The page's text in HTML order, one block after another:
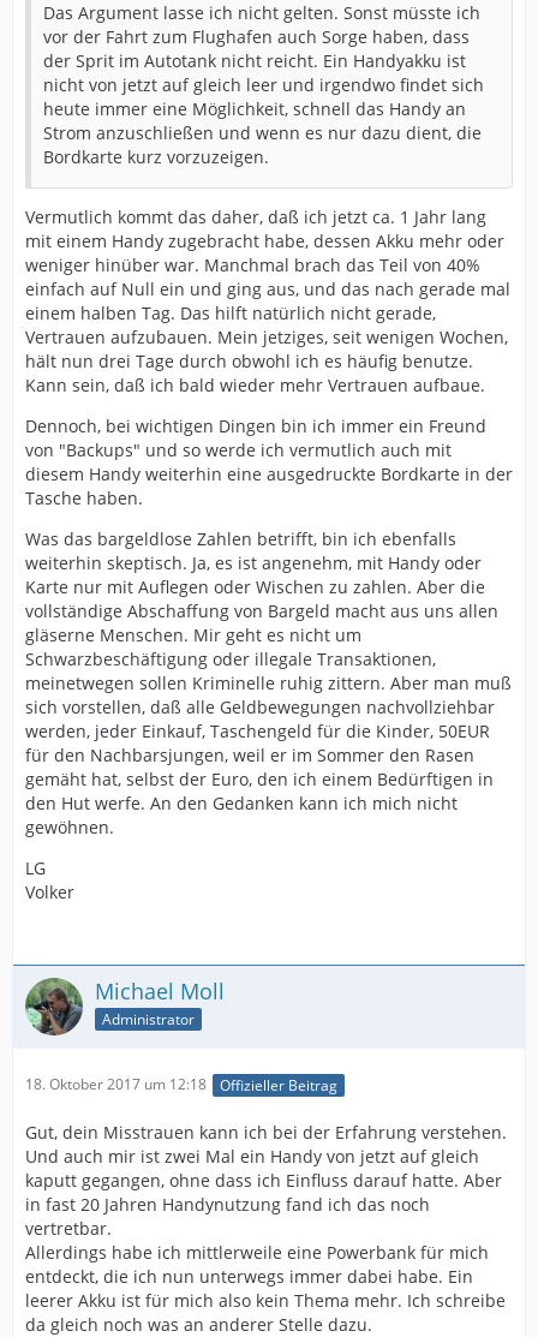
Das Argument lasse ich nicht gelten. Sonst müsste ich
vor der Fahrt zum Flughafen auch Sorge haben, dass
der Sprit im Autotank nicht reicht. Ein Handyakku ist
nicht von jetzt auf gleich leer und irgendwo findet sich
heute immer eine Möglichkeit, schnell das Handy an
Strom anzuschließen und wenn es nur dazu dient, die
Bordkarte kurz vorzuzeigen.
Vermutlich kommt das daher, daß ich jetzt ca. 1 Jahr lang
mit einem Handy zugebracht habe, dessen Akku mehr oder
weniger hinüber war. Manchmal brach das Teil von 40%
einfach auf Null ein und ging aus, und das nach gerade mal
einem halben Tag. Das hilft natürlich nicht gerade,
Vertrauen aufzubauen. Mein jetziges, seit wenigen Wochen,
hält nun drei Tage durch obwohl ich es häufig benutze.
Kann sein, daß ich bald wieder mehr Vertrauen aufbaue.
Dennoch, bei wichtigen Dingen bin ich immer ein Freund
von "Backups" und so werde ich vermutlich auch mit
diesem Handy weiterhin eine ausgedruckte Bordkarte in der
Tasche haben.
Was das bargeldlose Zahlen betrifft, bin ich ebenfalls
weiterhin skeptisch. Ja, es ist angenehm, mit Handy oder
Karte nur mit Auflegen oder Wischen zu zahlen. Aber die
vollständige Abschaffung von Bargeld macht aus uns allen
gläserne Menschen. Mir geht es nicht um
Schwarzbeschäftigung oder illegale Transaktionen,
meinetwegen sollen Kriminelle ruhig zittern. Aber man muß
sich vorstellen, daß alle Geldbewegungen nachvollziehbar
werden, jeder Einkauf, Taschengeld für die Kinder, 50EUR
für den Nachbarsjungen, weil er im Sommer den Rasen
gemäht hat, selbst der Euro, den ich einem Bedürftigen in
den Hut werfe. An den Gedanken kann ich mich nicht
gewöhnen.
LG
Volker
Michael Moll
Administrator
18. Oktober 2017 um 12:18 Offizieller Beitrag
Gut, dein Misstrauen kann ich bei der Erfahrung verstehen.
Und auch mir ist zwei Mal ein Handy von jetzt auf gleich
kaputt gegangen, ohne dass ich Einfluss darauf hatte. Aber
in fast 20 Jahren Handynutzung fand ich das noch
vertretbar.
Allerdings habe ich mittlerweile eine Powerbank für mich
entdeckt, die ich nun unterwegs immer dabei habe. Ein
leerer Akku ist für mich also kein Thema mehr. Ich schreibe
da gleich noch was an anderer Stelle dazu.